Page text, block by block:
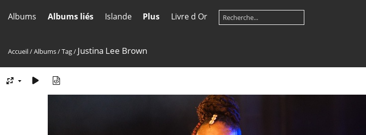
Albums Albums liés Islande Plus Livre d Or
Accueil/Albums/Tag/ Justina Lee Brown